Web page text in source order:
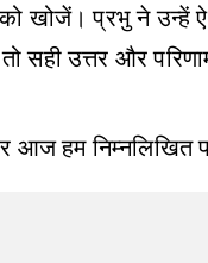
खोजें। प्रभु ने उन्हें
उत्तर और
आज हम निम्नलिखित